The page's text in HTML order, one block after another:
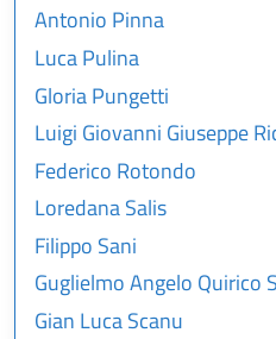
Antonio Pinna
Luca Pulina
Gloria Pungetti
Luigi Giovanni Giuseppe
Federico Rotondo
Loredana Salis
Filippo Sani
Guglielmo Angelo Quirico
Gian Luca Scanu